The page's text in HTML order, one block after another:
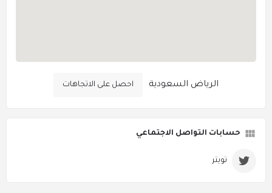
الرياض السعودية احصل على الاتجاهات
حسابات التواصل الاجتماعي
تويتر